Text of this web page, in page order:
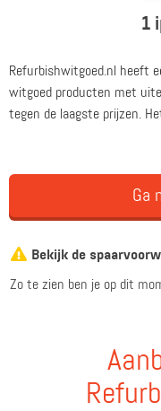
1
Refurbishwitgoed.nl heeft
witgoed producten met
tegen de laagste prijzen.
besparen en toch een A
Ga
Bekijk de
Zo te zien ben je op dit